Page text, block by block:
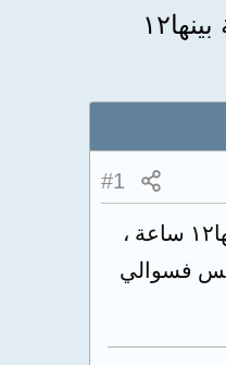
انا حامل بالشهر الاول والدكتورة وصفتلي حبوب دوفاستون تثبيت الحمل ووصفت انه اخذ حبتين باليوم كل حبة بينها١٢
#1
انا حامل بالشهر الاول والدكتورة وصفتلي حبوب دوفاستون تثبيت الحمل ووصفت انه اخذ حبتين باليوم كل حبة بينها١٢ ساعة ،
امس فسوالي